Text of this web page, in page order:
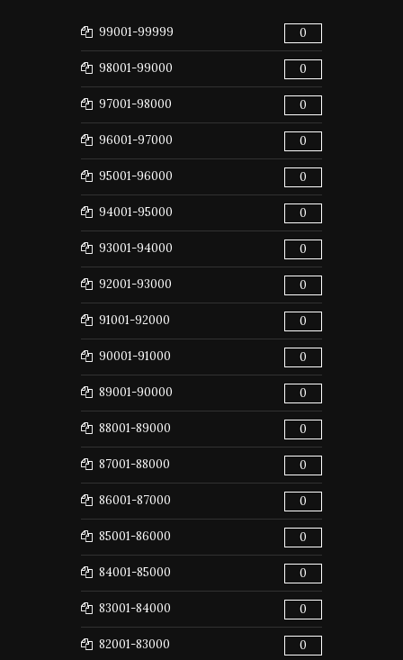
99001-99999 0
98001-99000 0
97001-98000 0
96001-97000 0
95001-96000 0
94001-95000 0
93001-94000 0
92001-93000 0
91001-92000 0
90001-91000 0
89001-90000 0
88001-89000 0
87001-88000 0
86001-87000 0
85001-86000 0
84001-85000 0
83001-84000 0
82001-83000 0